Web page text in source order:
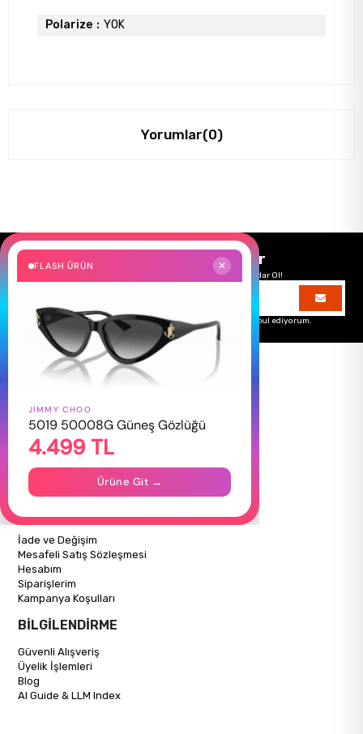
Polarize YOK
Yorumlar(0)
Size Özel Kampanyalar
Hemen Kayıt Ol Fırsatlardan Önce Sen Haberdar Ol!
Üyelik koşullarınıvekişisel verilerimin korunmasını kabul ediyorum.
HAKKIMIZDA
Hakkımızda
Gizlilik Politikası
İletişim
Mağazalarımız
ALIŞVERİŞ BİLGİLERİ
İade ve Değişim
Mesafeli Satış Sözleşmesi
Hesabım
Siparişlerim
Kampanya Koşulları
BİLGİLENDİRME
Güvenli Alışveriş
Üyelik İşlemleri
Blog
AI Guide & LLM Index
FLASH ÜRÜN ✕
JIMMY CHOO
5019 50008G Güneş Gözlüğü
4.499 TL
Ürüne Git →